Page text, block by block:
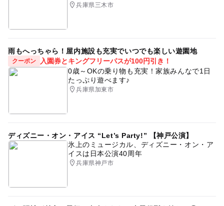
兵庫県三木市
雨もへっちゃら！屋内施設も充実でいつでも楽しい遊園地
クーポン
入園券とキングフリーパスが100円引き！
0歳～OKの乗り物も充実！家族みんなで1日
たっぷり遊べます♪
兵庫県加東市
ディズニー・オン・アイス “Let’s Party!” 【神戸公演】
氷上のミュージカル、ディズニー・オン・ア
イスは日本公演40周年
兵庫県神戸市